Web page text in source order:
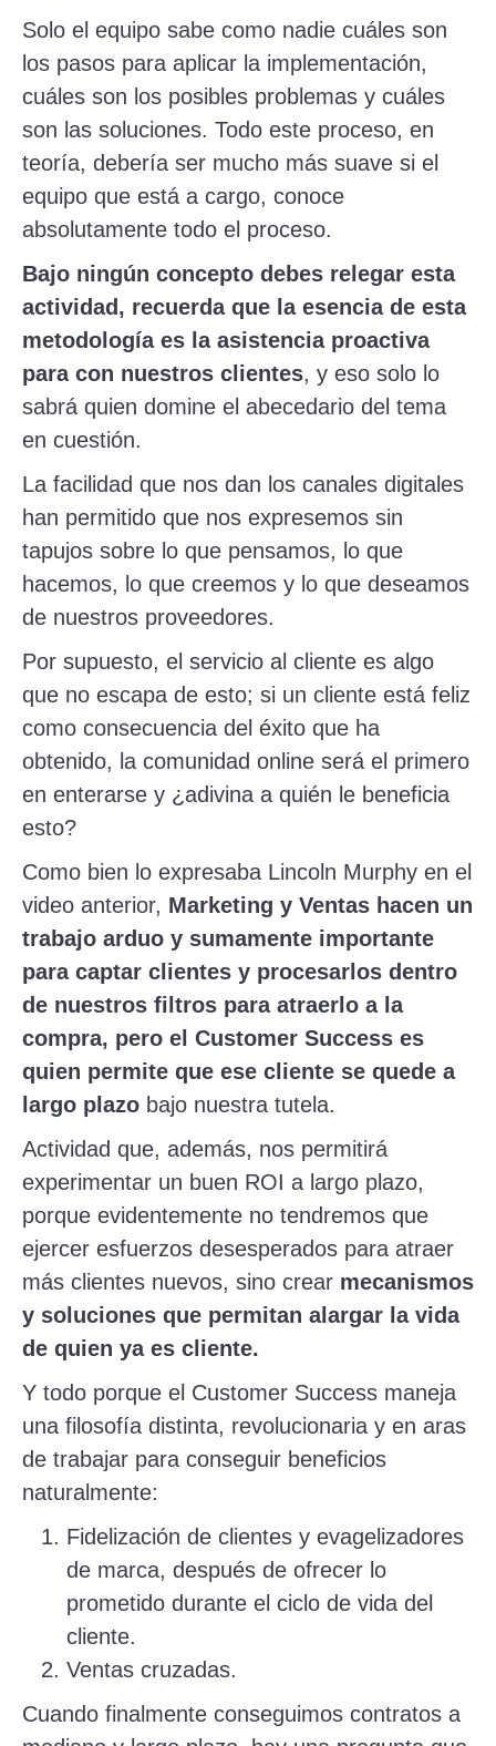
Solo el equipo sabe como nadie cuáles son
los pasos para aplicar la implementación,
cuáles son los posibles problemas y cuáles
son las soluciones. Todo este proceso, en
teoría, debería ser mucho más suave si el
equipo que está a cargo, conoce
absolutamente todo el proceso.
Bajo ningún concepto debes relegar esta
actividad, recuerda que la esencia de esta
metodología es la asistencia proactiva
para con nuestros clientes, y eso solo lo
sabrá quien domine el abecedario del tema
en cuestión.
La facilidad que nos dan los canales digitales
han permitido que nos expresemos sin
tapujos sobre lo que pensamos, lo que
hacemos, lo que creemos y lo que deseamos
de nuestros proveedores.
Por supuesto, el servicio al cliente es algo
que no escapa de esto; si un cliente está feliz
como consecuencia del éxito que ha
obtenido, la comunidad online será el primero
en enterarse y ¿adivina a quién le beneficia
esto?
Como bien lo expresaba Lincoln Murphy en el
video anterior, Marketing y Ventas hacen un
trabajo arduo y sumamente importante
para captar clientes y procesarlos dentro
de nuestros filtros para atraerlo a la
compra, pero el Customer Success es
quien permite que ese cliente se quede a
largo plazo bajo nuestra tutela.
Actividad que, además, nos permitirá
experimentar un buen ROI a largo plazo,
porque evidentemente no tendremos que
ejercer esfuerzos desesperados para atraer
más clientes nuevos, sino crear mecanismos
y soluciones que permitan alargar la vida
de quien ya es cliente.
Y todo porque el Customer Success maneja
una filosofía distinta, revolucionaria y en aras
de trabajar para conseguir beneficios
naturalmente:
Fidelización de clientes y evagelizadores
de marca, después de ofrecer lo
prometido durante el ciclo de vida del
cliente.
Ventas cruzadas.
Cuando finalmente conseguimos contratos a